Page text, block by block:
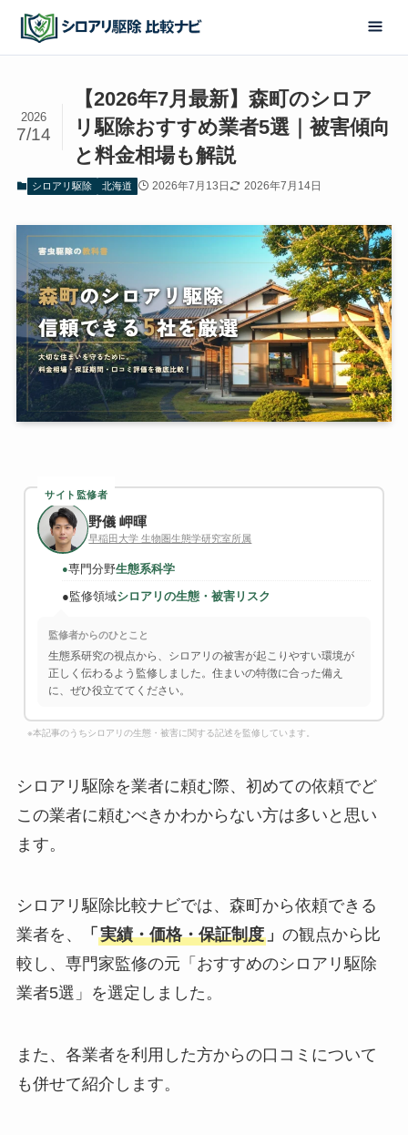
【2026年7月最新】森町のシロア
リ駆除おすすめ業者5選｜被害傾向
と料金相場も解説
2026
7/14
シロアリ駆除 北海道 2026年7月13日 2026年7月14日
サイト監修者
野儀 岬暉
早稲田大学 生物圏生態学研究室所属
●専門分野生態系科学
●監修領域シロアリの生態・被害リスク
監修者からのひとこと
生態系研究の視点から、シロアリの被害が起こりやすい環境が
正しく伝わるよう監修しました。住まいの特徴に合った備え
に、ぜひ役立ててください。
※本記事のうちシロアリの生態・被害に関する記述を監修しています。
シロアリ駆除を業者に頼む際、初めての依頼でど
この業者に頼むべきかわからない方は多いと思い
ます。
シロアリ駆除比較ナビでは、森町から依頼できる
業者を、
「 実績・価格・保証制度」 の観点から比
較し、専門家監修の元「おすすめのシロアリ駆除
業者5選」を選定しました。
また、各業者を利用した方からの口コミについて
も併せて紹介します。